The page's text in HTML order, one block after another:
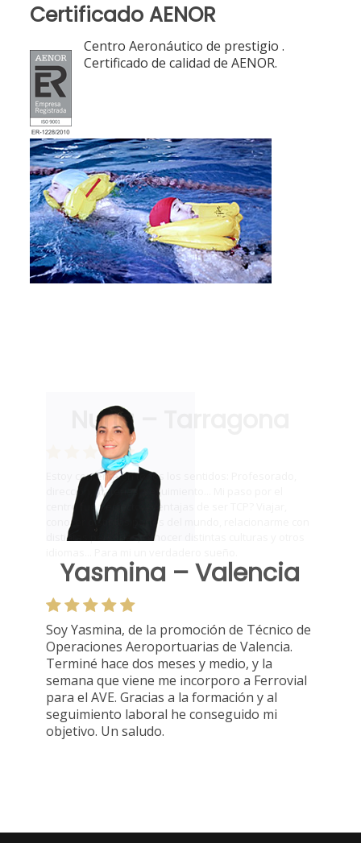
Certificado AENOR
Centro Aeronáutico de prestigio .
Certificado de calidad de AENOR.
Yasmina – Valencia
Soy Yasmina, de la promoción de Técnico de
Operaciones Aeroportuarias de Valencia.
Terminé hace dos meses y medio, y la
semana que viene me incorporo a Ferrovial
para el AVE. Gracias a la formación y al
seguimiento laboral he conseguido mi
objetivo. Un saludo.